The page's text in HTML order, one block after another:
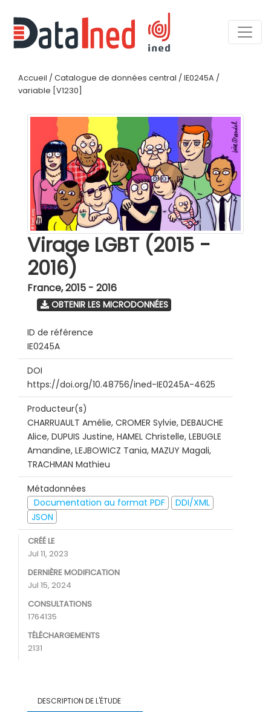
Accueil / Catalogue de données central / IE0245A /
variable [V1230]
Virage LGBT (2015 -
2016)
France,2015 - 2016
OBTENIR LES MICRODONNÉES
ID de référence
IE0245A
DOI
https://doi.org/10.48756/ined-IE0245A-4625
Producteur(s)
CHARRUAULT Amélie, CROMER Sylvie, DEBAUCHE
Alice, DUPUIS Justine, HAMEL Christelle, LEBUGLE
Amandine, LEJBOWICZ Tania, MAZUY Magali,
TRACHMAN Mathieu
Métadonnées
Documentation au format PDF
DDI/XML
JSON
CRÉÉ LE
Jul 11, 2023
DERNIÈRE MODIFICATION
Jul 15, 2024
CONSULTATIONS
1764135
TÉLÉCHARGEMENTS
2131
DESCRIPTION DE L'ÉTUDE